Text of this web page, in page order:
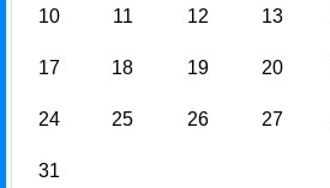
10 11 12 13
17 18 19 20
24 25 26 27
31